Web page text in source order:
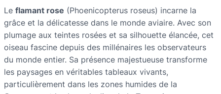
Le flamant rose (Phoenicopterus roseus) incarne la
grâce et la délicatesse dans le monde aviaire. Avec son
plumage aux teintes rosées et sa silhouette élancée, cet
oiseau fascine depuis des millénaires les observateurs
du monde entier. Sa présence majestueuse transforme
les paysages en véritables tableaux vivants,
particulièrement dans les zones humides de la